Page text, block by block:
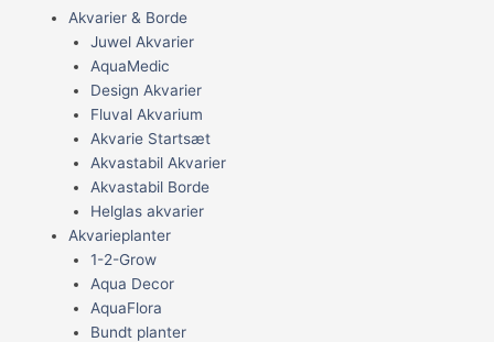
Akvarier & Borde
Juwel Akvarier
AquaMedic
Design Akvarier
Fluval Akvarium
Akvarie Startsæt
Akvastabil Akvarier
Akvastabil Borde
Helglas akvarier
Akvarieplanter
1-2-Grow
Aqua Decor
AquaFlora
Bundt planter